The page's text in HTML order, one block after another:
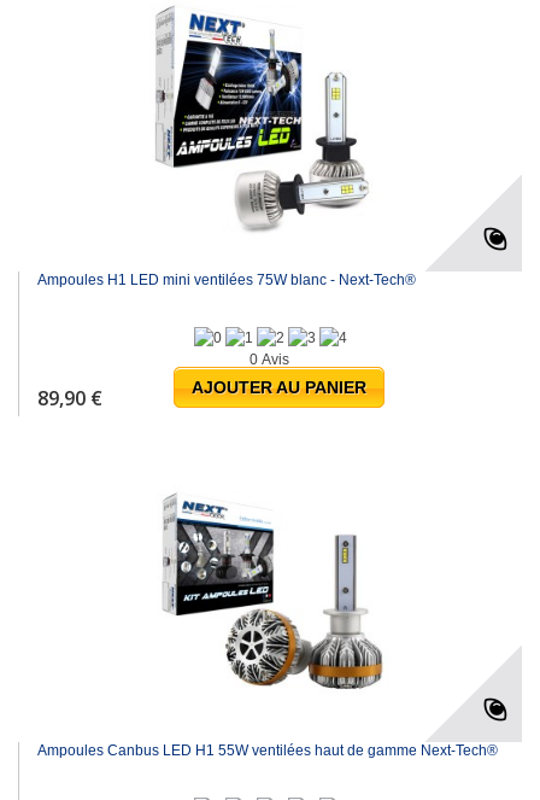
Ampoules H1 LED mini ventilées 75W blanc - Next-Tech®
0 Avis
89,90 € AJOUTER AU PANIER
Ampoules Canbus LED H1 55W ventilées haut de gamme Next-Tech®